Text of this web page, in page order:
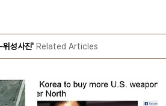
성사진'Related Articles